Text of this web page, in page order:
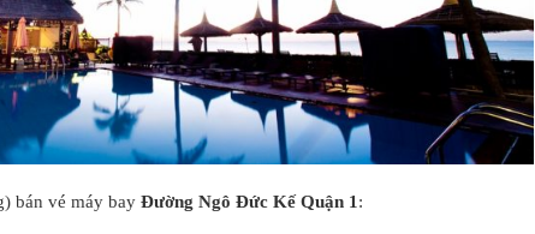
bán vé máy bay Đường Ngô Đức Kế Quận 1 :